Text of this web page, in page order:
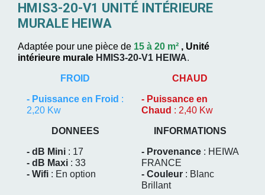
HMIS3-20-V1 UNITÉ INTÉRIEURE
MURALE HEIWA
Adaptée pour une pièce de 15 à 20 m² , Unité
intérieure murale HMIS3-20-V1 HEIWA.
FROID
- Puissance en Froid :
2,20 Kw
CHAUD
- Puissance en
Chaud : 2,40 Kw
DONNEES
- dB Mini : 17
- dB Maxi : 33
- Wifi : En option
INFORMATIONS
- Provenance : HEIWA
FRANCE
- Couleur : Blanc
Brillant